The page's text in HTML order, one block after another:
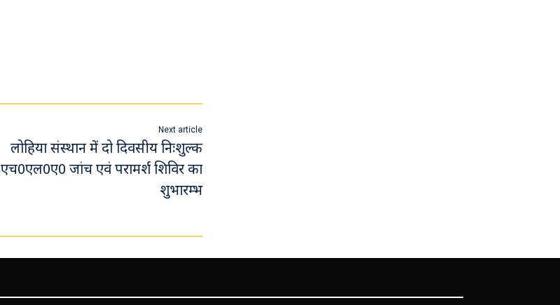
Next article
लोहिया संस्थान में दो दिवसीय निःशुल्क
एच0एल0ए0 जांच एवं परामर्श शिविर का
शुभारम्भ